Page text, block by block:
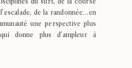
de la randonnée…en
une perspective plus
donne plus d’ampleur à